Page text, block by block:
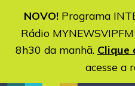
NOVO!Programa
Rádio
8h30 da manhã. Clique
acesse a